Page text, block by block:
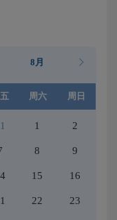
8月
周六 周日
1 2
8 9
15 16
22 23